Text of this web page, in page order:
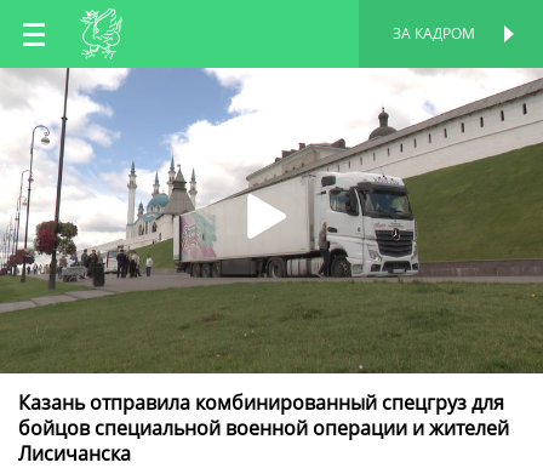
RU
TT
ЗА КАДРОМ
Казань отправила комбинированный спецгруз для
бойцов специальной военной операции и жителей
Лисичанска
ПЕРСОНАЛЬНАЯ
СТРАНИЦА